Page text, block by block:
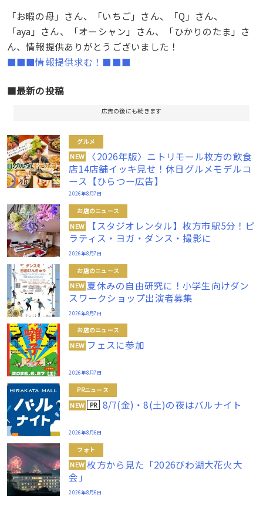
「お暇の母」さん、「いちご」さん、「Q」さん、
「aya」さん、「オーシャン」さん、「ひかりのたま」さ
ん、情報提供ありがとうございました！
■■■情報提供求む！■■■
■最新の投稿
広告の後にも続きます
グルメ
NEW
〈2026年版〉ニトリモール枚方の飲食
店14店舗イッキ見せ！休日グルメモデルコ
ース【ひらつー広告】
2026年8月7日
お店のニュース
NEW
【スタジオレンタル】枚方市駅5分！ピ
ラティス・ヨガ・ダンス・撮影に
2026年8月7日
お店のニュース
NEW 夏休みの自由研究に！小学生向けダン
スワークショップ出演者募集
2026年8月7日
お店のニュース
NEW フェスに参加
2026年8月7日
PRニュース
NEW PR 8/7(金)・8(土)の夜はバルナイト
2026年8月6日
フォト
NEW 枚方から見た「2026びわ湖大花火大
会」
2026年8月6日